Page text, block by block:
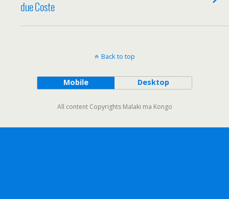
due Coste
Back to top
Mobile Desktop
All content Copyrights Malaki ma Kongo